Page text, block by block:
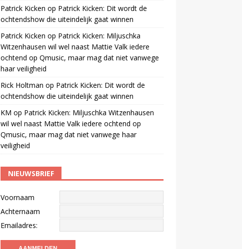
Patrick Kicken op Patrick Kicken: Dit wordt de
ochtendshow die uiteindelijk gaat winnen
Patrick Kicken op Patrick Kicken: Miljuschka
Witzenhausen wil wel naast Mattie Valk iedere
ochtend op Qmusic, maar mag dat niet vanwege
haar veiligheid
Rick Holtman op Patrick Kicken: Dit wordt de
ochtendshow die uiteindelijk gaat winnen
KM op Patrick Kicken: Miljuschka Witzenhausen
wil wel naast Mattie Valk iedere ochtend op
Qmusic, maar mag dat niet vanwege haar
veiligheid
NIEUWSBRIEF
Voornaam
Achternaam
Emailadres: